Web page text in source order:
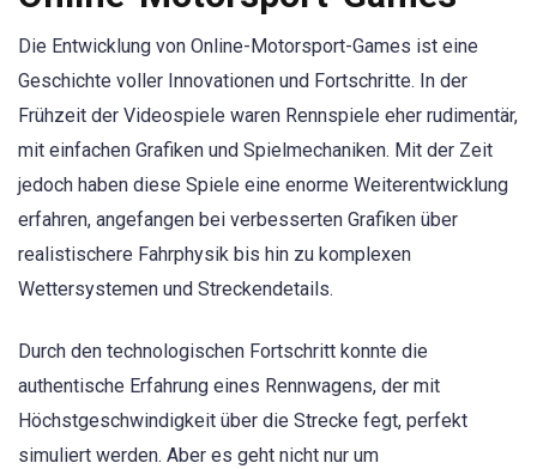
Die Entwicklung von Online-Motorsport-Games ist eine
Geschichte voller Innovationen und Fortschritte. In der
Frühzeit der Videospiele waren Rennspiele eher rudimentär,
mit einfachen Grafiken und Spielmechaniken. Mit der Zeit
jedoch haben diese Spiele eine enorme Weiterentwicklung
erfahren, angefangen bei verbesserten Grafiken über
realistischere Fahrphysik bis hin zu komplexen
Wettersystemen und Streckendetails.
Durch den technologischen Fortschritt konnte die
authentische Erfahrung eines Rennwagens, der mit
Höchstgeschwindigkeit über die Strecke fegt, perfekt
simuliert werden. Aber es geht nicht nur um